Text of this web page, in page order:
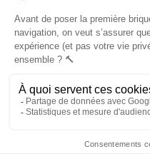
Boutique en ligne
Chiffrer votre projet